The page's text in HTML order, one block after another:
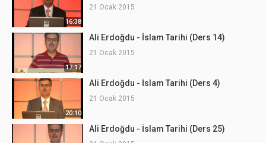
16:38
21 Ocak 2015
17:17
Ali Erdoğdu - İslam Tarihi (Ders 14)
21 Ocak 2015
20:10
Ali Erdoğdu - İslam Tarihi (Ders 4)
21 Ocak 2015
Ali Erdoğdu - İslam Tarihi (Ders 25)